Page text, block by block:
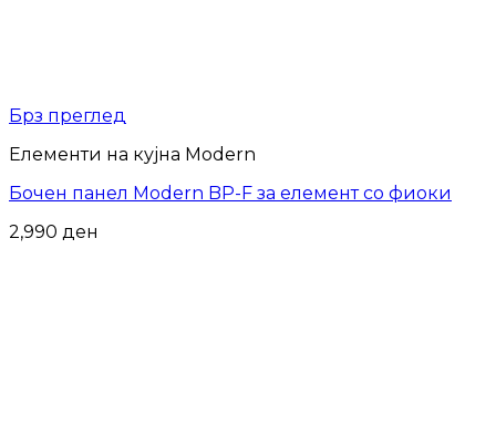
Брз преглед
Елементи на кујна Modern
Бочен панел Modern BP-F за елемент со фиоки
2,990 ден